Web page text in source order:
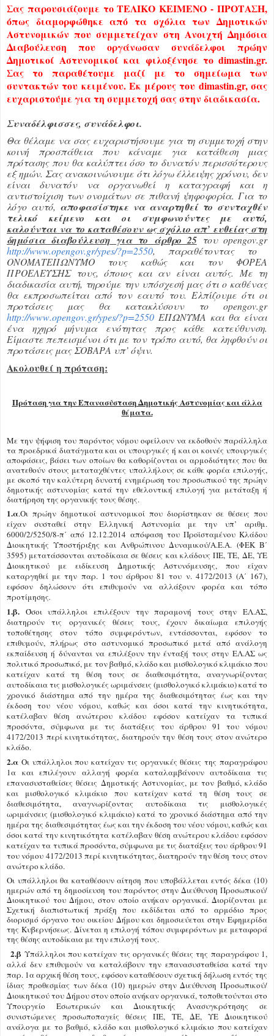
Σας παρουσιάζουμε το ΤΕΛΙΚΟ ΚΕΙΜΕΝΟ - ΠΡΟΤΑΣΗ,
όπως διαμορφώθηκε από τα σχόλια των Δημοτικών
Αστυνομικών που συμμετείχαν στη Ανοιχτή Δημόσια
Διαβούλευση που οργάνωσαν συνάδελφοι πρώην
Δημοτικοί Αστυνομικοί και φιλοξένησε το dimastin.gr.
Σας το παραθέτουμε μαζί με το σημείωμα των
συντακτών του κειμένου. Εκ μέρους του dimastin.gr, σας
ευχαριστούμε για τη συμμετοχή σας στην διαδικασία.
Συναδέλφισσες, συνάδελφοι.
Θα θέλαμε να σας ευχαριστήσουμε για τη συμμετοχή στην
κοινή προσπάθεια που κάναμε για κατάθεση μιας
πρότασης που θα καλύπτει όσο το δυνατόν περισσότερους
εξ ημών. Σας ανακοινώνουμε ότι λόγω έλλειψης χρόνου, δεν
είναι δυνατόν να οργανωθεί η καταγραφή και η
αντιστοίχιση των ονομάτων σε πιθανή ψηφοφορία. Για το
λόγο αυτό, αποφασίστηκε να αναρτηθεί το συνταχθέν
τελικό κείμενο και οι συμφωνούντες με αυτό,
καλούνται να το καταθέσουν ως σχόλιο απ’ ευθείας στη
δημόσια διαβούλευση για το άρθρο 25τουopengov.gr
http://www.opengov.gr/ypes/?p=2550, παραθέτοντας το
ΟΝΟΜΑΤΕΠΩΝΥΜΟ τους καθώς και τον ΦΟΡΕΑ
ΠΡΟΕΛΕΥΣΗΣ τους, όποιος και αν είναι αυτός. Με τη
διαδικασία αυτή, τηρούμε την υπόσχεσή μας ότι ο καθένας
θα εκπροσωπείται από τον εαυτό του. Ελπίζουμε ότι οι
προτάσεις μας θα κατακλύσουν το opengov.gr
http://www.opengov.gr/ypes/?p=2550 ΕΠΩΝΥΜΑ και θα είναι
ένα ηχηρό μήνυμα ενότητας προς κάθε κατεύθυνση.
Είμαστε πεπεισμένοι ότι με τον τρόπο αυτό, θα ληφθούν οι
προτάσεις μας ΣΟΒΑΡΑ υπ’ όψιν.
Ακολουθεί η πρόταση:
Πρόταση για την Επανασύσταση Δημοτικής Αστυνομίας και άλλα
θέματα.
Με την ψήφιση του παρόντος νόμου οφείλουν να εκδοθούν παράλληλα
τα προεδρικά διατάγματα και οι υπουργικές ή και οι κοινές υπουργικές
αποφάσεις, βάσει των οποίων θα καθορίζονται οι αρμοδιότητες που θα
ανατεθούν στους μεταταχθέντες υπαλλήλους σε κάθε φορέα επιλογής,
με σκοπό την καλύτερη δυνατή ενημέρωση του προσωπικού της πρώην
δημοτικής αστυνομίας κατά την εθελοντική επιλογή για μετάταξη ή
διατήρηση της οργανικής τους θέσης.
1.α.Οι πρώην δημοτικοί αστυνομικοί που διορίστηκαν σε θέσεις που
είχαν συσταθεί στην Ελληνική Αστυνομία με την υπ’ αριθμ.
6000/2/5250/8-π΄ από 12.12.2014 απόφαση του Προϊσταμένου Κλάδου
Διοικητικής Υποστήριξης και Ανθρώπινου Δυναμικού/Α.Ε.Α. (ΦΕΚ Β΄
3595) μετατάσσονται αυτοδίκαια σε θέσεις και κλάδους ΠΕ, ΤΕ, ΔΕ, ΥΕ
Διοικητικού με ειδίκευση Δημοτικής Αστυνόμευσης, που είχαν
καταργηθεί με την παρ. 1 του άρθρου 81 του ν. 4172/2013 (Α΄ 167),
εφόσον δηλώσουν ότι επιθυμούν να αλλάξουν φορέα και τόπο
προτίμησης.
1.β. Όσοι υπάλληλοι επιλέξουν την παραμονή τους στην ΕΛ.ΑΣ,
διατηρούν τις οργανικές θέσεις τους, έχουν δικαίωμα επιλογής
τοποθέτησης στον τόπο συμφερόντων, εντάσσονται, εφόσον το
επιθυμούν, πλήρως στο αστυνομικό προσωπικό μετά από ανάλογη
εκπαίδευση ή δύνανται να επιλέξουν την ένταξή τους στην ΕΛ.ΑΣ ως
πολιτικό προσωπικό, με τον βαθμό, κλάδο και μισθολογικό κλιμάκιο που
κατείχαν κατά τη θέση τους σε διαθεσιμότητα, αναγνωρίζοντας
αυτοδίκαια τις μισθολογικές ωριμάνσεις (μισθολογικό κλιμάκιο) κατά το
χρονικό διάστημα από την ημέρα της διαθεσιμότητας έως και την
έκδοση του νέου νόμου, καθώς και όσοι κατά την κινητικότητα,
κατέλαβαν θέση ανώτερου κλάδου εφόσον κατείχαν τα τυπικά
προσόντα, σύμφωνα με τις διατάξεις του άρθρου 91 του νόμου
4172/2013 περί κινητικότητας, διατηρούν την θέση τους στον ανώτερο
κλάδο.
2.α Οι υπάλληλοι που κατείχαν τις οργανικές θέσεις της παραγράφου
1α και επιλέγουν αλλαγή φορέα καταλαμβάνουν αυτοδίκαια τις
επανασυσταθείσες θέσεις Δημοτικής Αστυνομίας, με τον βαθμό, κλάδο
και μισθολογικό κλιμάκιο που κατείχαν κατά τη θέση τους σε
διαθεσιμότητα, αναγνωρίζοντας αυτοδίκαια τις μισθολογικές
ωριμάνσεις (μισθολογικό κλιμάκιο) κατά το χρονικό διάστημα από την
ημέρα της διαθεσιμότητας έως και την έκδοση του νέου νόμου, καθώς και
όσοι κατά την κινητικότητα κατέλαβαν θέση ανώτερου κλάδου εφόσον
κατείχαν τα τυπικά προσόντα, σύμφωνα με τις διατάξεις του άρθρου 91
του νόμου 4172/2013 περί κινητικότητας, διατηρούν την θέση τους στον
ανώτερο κλάδο.
Οι υπάλληλοι θα καταθέσουν αίτηση που υποβάλλεται εντός δέκα (10)
ημερών από τη δημοσίευση του παρόντος στην Διεύθυνση Προσωπικού/
Διοικητικού του Δήμου, στον οποίο ανήκαν οργανικά. Διορίζονται με
Σχετική διαπιστωτική πράξη που εκδίδεται από το αρμόδιο προς
διορισμό όργανο του οικείου Δήμου και δημοσιεύεται στην Εφημερίδα
της Κυβερνήσεως. Δίνεται η επιλογή τόπου συμφερόντων με μεταφορά
της θέσης αυτοδίκαια με την επιλογή τους.
2.β Υπάλληλοι που κατείχαν τις οργανικές θέσεις της παραγράφου 1,
αλλά δεν επιθυμούν να καταλάβουν την επανασυσταθείσα κατά την
παρ. 1α αρχική θέση τους, εφόσον καταθέσουν σχετική δήλωση εντός της
ίδιας προθεσμίας των δέκα (10) ημερών στην Διεύθυνση Προσωπικού/
Διοικητικού του Δήμου στον οποίο ανήκαν οργανικά, τοποθετούνται στο
Υπουργείο Εσωτερικών και Διοικητικής Ανασυγκρότησης σε
συνιστώμενες προσωποπαγείς θέσεις ΠΕ, ΤΕ, ΔΕ, ΥΕ Διοικητικού
ανάλογα με το βαθμό, κλάδο και μισθολογικό κλιμάκιο που κατείχαν